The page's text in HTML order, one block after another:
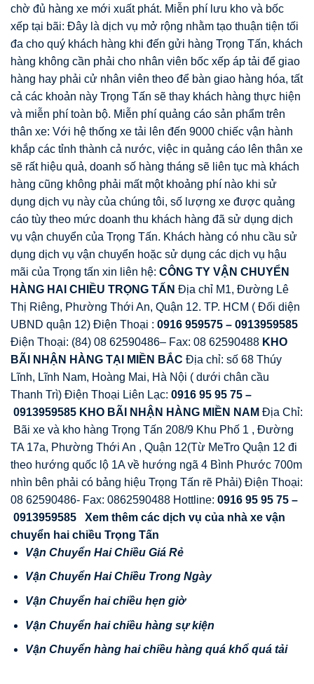
chờ đủ hàng xe mới xuất phát. Miễn phí lưu kho và bốc
xếp tại bãi: Đây là dịch vụ mở rộng nhằm tạo thuận tiện tối
đa cho quý khách hàng khi đến gửi hàng Trọng Tấn, khách
hàng không cần phải cho nhân viên bốc xếp áp tải để giao
hàng hay phải cử nhân viên theo để bàn giao hàng hóa, tất
cả các khoản này Trọng Tấn sẽ thay khách hàng thực hiện
và miễn phí toàn bộ. Miễn phí quảng cáo sản phẩm trên
thân xe: Với hệ thống xe tải lên đến 9000 chiếc vận hành
khắp các tỉnh thành cả nước, việc in quảng cáo lên thân xe
sẽ rất hiệu quả, doanh số hàng tháng sẽ liên tục mà khách
hàng cũng không phải mất một khoảng phí nào khi sử
dụng dịch vụ này của chúng tôi, số lượng xe được quảng
cáo tùy theo mức doanh thu khách hàng đã sử dụng dịch
vụ vận chuyển của Trọng Tấn. Khách hàng có nhu cầu sử
dụng dịch vụ vận chuyển hoặc sử dụng các dịch vụ hậu
mãi của Trọng tấn xin liên hệ: CÔNG TY VẬ N CHUYỂ N
HÀNG HAI CHI ỀU TRỌNG TẤ N Địa chỉ M1, Đường Lê
Thị Riêng, Phường Thới An, Quận 12. TP. HCM ( Đối diện
UBND quận 12) Điện Thoại : 0916 959575 – 0913959585
Điện Thoại: (84) 08 62590486– Fax: 08 62590488 KHO
BÃI NHẬ N HÀNG TẠ I MI Ề N BẮC Địa chỉ: số 68 Thúy
Lĩnh, Lĩnh Nam, Hoàng Mai, Hà Nội ( dưới chân cầu
Thanh Trì) Điện Thoại Liên Lạc: 0916 95 95 75 –
0913959585 KHO BÃI NHẬ N HÀNG MI Ề N NAM Địa Chỉ:
Bãi xe và kho hàng Trọng Tấn 208/9 Khu Phố 1 , Đường
TA 17a, Phường Thới An , Quận 12(Từ MeTro Quận 12 đi
theo hướng quốc lộ 1A về hướng ngã 4 Bình Phước 700m
nhìn bên phải có bảng hiệu Trọng Tấn rẽ Phải) Điện Thoại:
08 62590486- Fax: 0862590488 Hottline: 0916 95 95 75 –
0913959585
Xem thêm các d ịch vụ của nhà xe vận
chuyển hai chiều Trọng Tấn
Vận Chuyển Hai Chiều Giá Rẻ
Vận Chuyển Hai Chiều Trong Ngày
Vận Chuyển hai chiều hẹn giờ
Vận Chuyển hai chiều hàng sựkiện
Vận Chuyển hàng hai chiều hàng quá khổquá tải